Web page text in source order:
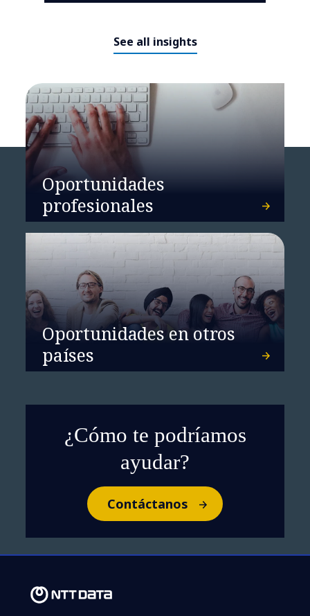
See all insights
Oportunidades
profesionales
Oportunidades en otros
países
¿Cómo te podríamos
ayudar?
Contáctanos